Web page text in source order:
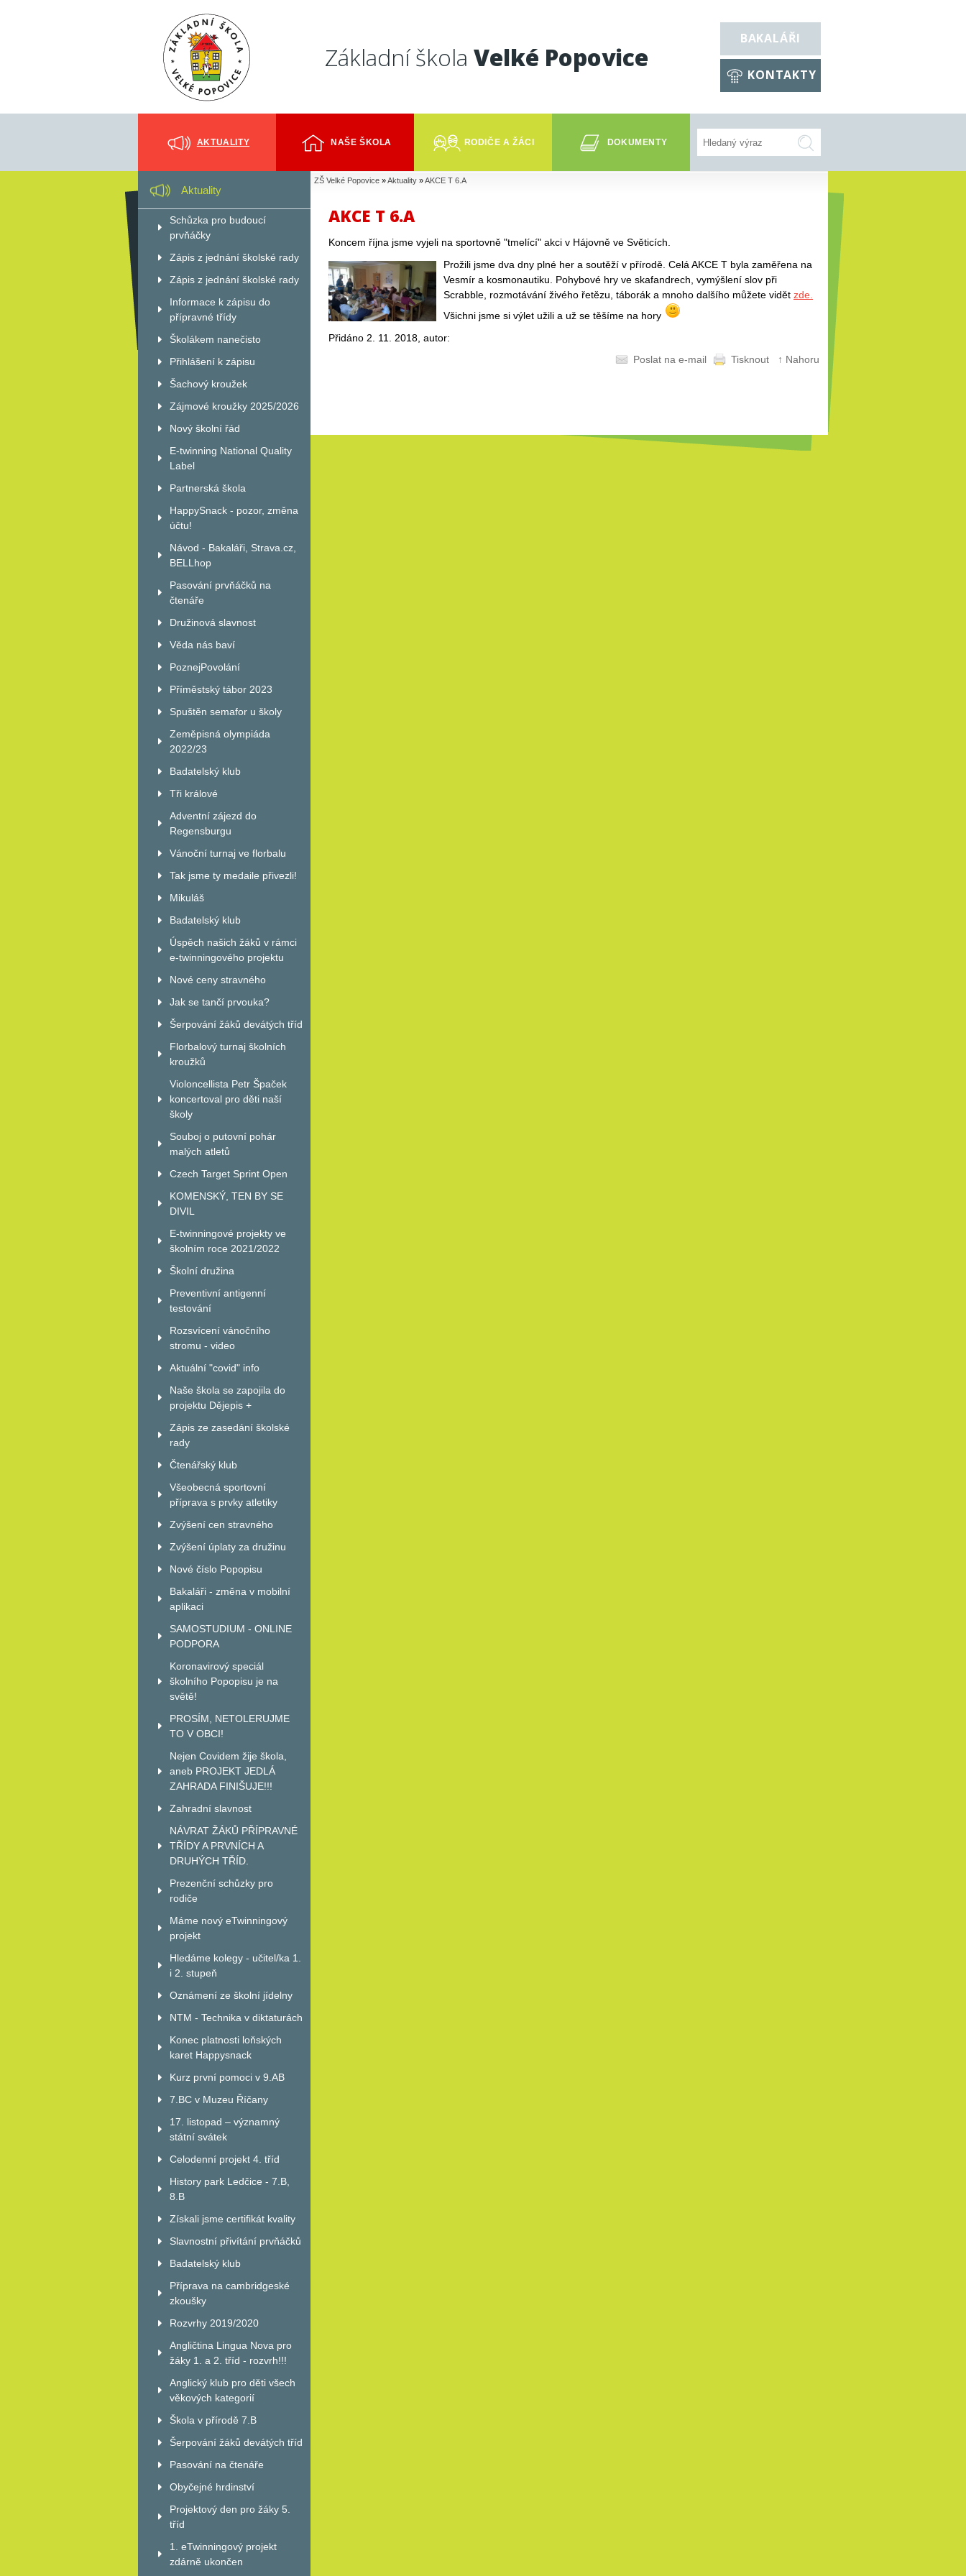
Základní škola Velké Popovice
BAKALÁŘI
KONTAKTY
AKTUALITY NAŠE ŠKOLA RODIČE A ŽÁCI DOKUMENTY
ZŠ Velké Popovice »Aktuality »AKCE T 6.A
AKCE T 6.A
Koncem října jsme vyjeli na sportovně "tmelící" akci v Hájovně ve Světicích.
Prožili jsme dva dny plné her a soutěží v přírodě. Celá AKCE T byla zaměřena na
Vesmír a kosmonautiku. Pohybové hry ve skafandrech, vymýšlení slov při
Scrabble, rozmotávání živého řetězu, táborák a mnoho dalšího můžete vidět zde.
Všichni jsme si výlet užili a už se těšíme na hory
Přidáno 2. 11. 2018, autor:
Poslat na e-mail
Tisknout ↑ Nahoru
Aktuality
Schůzka pro budoucí
prvňáčky
Zápis z jednání školské rady
Zápis z jednání školské rady
Informace k zápisu do
přípravné třídy
Školákem nanečisto
Přihlášení k zápisu
Šachový kroužek
Zájmové kroužky 2025/2026
Nový školní řád
E-twinning National Quality
Label
Partnerská škola
HappySnack - pozor, změna
účtu!
Návod - Bakaláři, Strava.cz,
BELLhop
Pasování prvňáčků na
čtenáře
Družinová slavnost
Věda nás baví
PoznejPovolání
Příměstský tábor 2023
Spuštěn semafor u školy
Zeměpisná olympiáda
2022/23
Badatelský klub
Tři králové
Adventní zájezd do
Regensburgu
Vánoční turnaj ve florbalu
Tak jsme ty medaile přivezli!
Mikuláš
Badatelský klub
Úspěch našich žáků v rámci
e-twinningového projektu
Nové ceny stravného
Jak se tančí prvouka?
Šerpování žáků devátých tříd
Florbalový turnaj školních
kroužků
Violoncellista Petr Špaček
koncertoval pro děti naší
školy
Souboj o putovní pohár
malých atletů
Czech Target Sprint Open
KOMENSKÝ, TEN BY SE
DIVIL
E-twinningové projekty ve
školním roce 2021/2022
Školní družina
Preventivní antigenní
testování
Rozsvícení vánočního
stromu - video
Aktuální "covid" info
Naše škola se zapojila do
projektu Dějepis +
Zápis ze zasedání školské
rady
Čtenářský klub
Všeobecná sportovní
příprava s prvky atletiky
Zvýšení cen stravného
Zvýšení úplaty za družinu
Nové číslo Popopisu
Bakaláři - změna v mobilní
aplikaci
SAMOSTUDIUM - ONLINE
PODPORA
Koronavirový speciál
školního Popopisu je na
světě!
PROSÍM, NETOLERUJME
TO V OBCI!
Nejen Covidem žije škola,
aneb PROJEKT JEDLÁ
ZAHRADA FINIŠUJE!!!
Zahradní slavnost
NÁVRAT ŽÁKŮ PŘÍPRAVNÉ
TŘÍDY A PRVNÍCH A
DRUHÝCH TŘÍD.
Prezenční schůzky pro
rodiče
Máme nový eTwinningový
projekt
Hledáme kolegy - učitel/ka 1.
i 2. stupeň
Oznámení ze školní jídelny
NTM - Technika v diktaturách
Konec platnosti loňských
karet Happysnack
Kurz první pomoci v 9.AB
7.BC v Muzeu Říčany
17. listopad – významný
státní svátek
Celodenní projekt 4. tříd
History park Ledčice - 7.B,
8.B
Získali jsme certifikát kvality
Slavnostní přivítání prvňáčků
Badatelský klub
Příprava na cambridgeské
zkoušky
Rozvrhy 2019/2020
Angličtina Lingua Nova pro
žáky 1. a 2. tříd - rozvrh!!!
Anglický klub pro děti všech
věkových kategorií
Škola v přírodě 7.B
Šerpování žáků devátých tříd
Pasování na čtenáře
Obyčejné hrdinství
Projektový den pro žáky 5.
tříd
1. eTwinningový projekt
zdárně ukončen